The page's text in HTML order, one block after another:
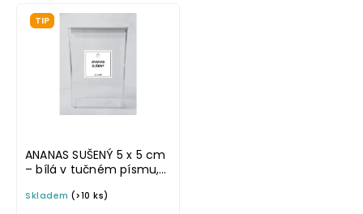
TIP
ANANAS SUŠENÝ 5 x 5 cm
– bílá v tučném písmu,
na potravinové dózy
Skladem (>10 ks)